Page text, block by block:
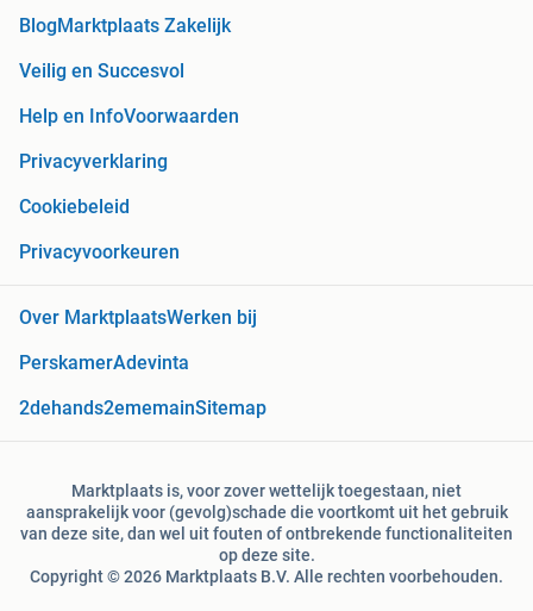
Blog Marktplaats Zakelijk
Veilig en Succesvol
Help en InfoVoorwaarden
Privacyverklaring
Cookiebeleid
Privacyvoorkeuren
Over MarktplaatsWerken bij
PerskamerAdevinta
2dehands2ememainSitemap
Marktplaats is, voor zover wettelijk toegestaan, niet
aansprakelijk voor (gevolg)schade die voortkomt uit het gebruik
van deze site, dan wel uit fouten of ontbrekende functionaliteiten
op deze site.
Copyright © 2026 Marktplaats B.V. Alle rechten voorbehouden.